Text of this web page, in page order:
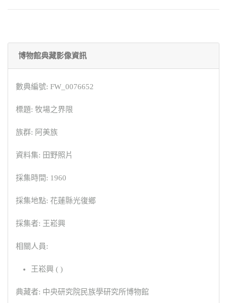
博物館典藏影像資訊
數典編號: FW_0076652
標題: 牧場之界限
族群: 阿美族
資料集: 田野照片
採集時間: 1960
採集地點: 花蓮縣光復鄉
採集者: 王崧興
相關人員:
王崧興 ( )
典藏者: 中央研究院民族學研究所博物館